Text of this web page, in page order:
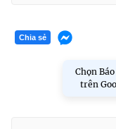
Chia sẻ
Chọn Báo
trên